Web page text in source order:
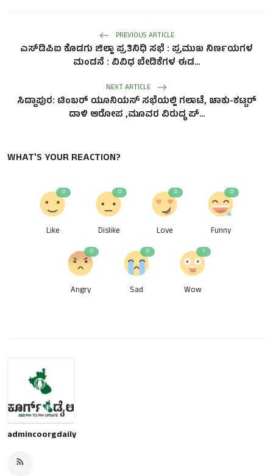
PREVIOUS ARTICLE
ಎಸ್‌ಡಿಪಿಐ ಕೊಡಗು ಜಿಲ್ಲಾ ಪ್ರತಿನಿಧಿ ಸಭೆ : ಪ್ರಮುಖ ನಿರ್ಣಯಗಳ
ಮಂಡನೆ : ವಿವಿಧ ಬೇಡಿಕೆಗಳ ಈಡ...
NEXT ARTICLE
ಸಿದ್ದಾಪುರ: ಟಿಂಬರ್ ಯೂನಿಯನ್ ಸಭೆಯಲ್ಲಿ ಗಲಾಟೆ, ಚಾಕು-ಕಟ್ಟರ್
ದಾಳಿ ಆರೋಪ ,ಮೂವರ ವಿರುದ್ಧ ಪ್...
WHAT'S YOUR REACTION?
Like
0
Dislike
0
Love
0
Funny
0
Angry
0
Sad
0
Wow
1
admincoorgdaily